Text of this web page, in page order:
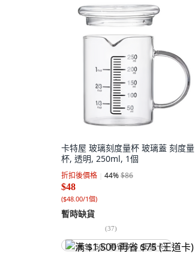
卡特屋 玻璃刻度量杯 玻璃蓋 刻度量
杯, 透明, 250ml, 1個
折扣後價格 44%$86
$48
($48.00/1個)
暫時缺貨
(37)
满 $1,500 再省 $75 (王道卡)